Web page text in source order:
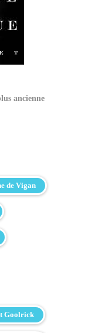
ancienne
de Vigan
Goolrick